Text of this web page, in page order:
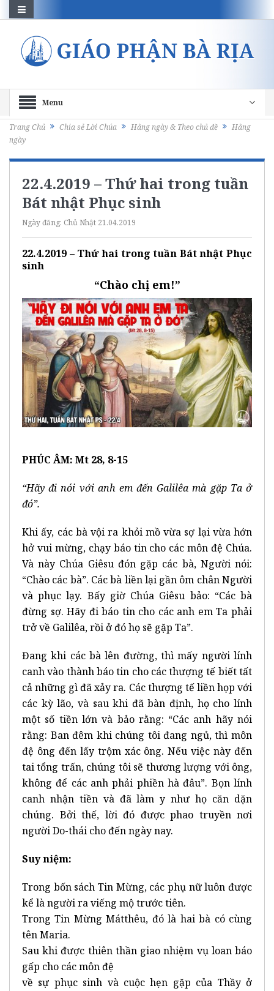
Menu
Trang Chủ Chia sẻ Lời Chúa Hằng ngày & Theo chủ đề
Hằng
ngày
22.4.2019 – Thứ hai trong tuần
Bát nhật Phục sinh
Ngày đăng: Chủ Nhật 21.04.2019
22.4.2019 – Thứ hai trong tuần Bát nhật Phục
sinh
“Chào chị em!”
PHÚC ÂM: Mt 28, 8-15
“Hãy đi nói với anh em đến Galilêa mà gặp Ta ở
đó”.
Khi ấy, các bà vội ra khỏi mồ vừa sợ lại vừa hớn
hở vui mừng, chạy báo tin cho các môn đệ Chúa.
Và này Chúa Giêsu đón gặp các bà, Người nói:
“Chào các bà”. Các bà liền lại gần ôm chân Người
và phục lạy. Bấy giờ Chúa Giêsu bảo: “Các bà
đừng sợ. Hãy đi báo tin cho các anh em Ta phải
trở về Galilêa, rồi ở đó họ sẽ gặp Ta”.
Đang khi các bà lên đường, thì mấy người lính
canh vào thành báo tin cho các thượng tế biết tất
cả những gì đã xảy ra. Các thượng tế liền họp với
các kỳ lão, và sau khi đã bàn định, họ cho lính
một số tiền lớn và bảo rằng: “Các anh hãy nói
rằng: Ban đêm khi chúng tôi đang ngủ, thì môn
đệ ông đến lấy trộm xác ông. Nếu việc này đến
tai tổng trấn, chúng tôi sẽ thương lượng với ông,
không để các anh phải phiền hà đâu”. Bọn lính
canh nhận tiền và đã làm y như họ căn dặn
chúng. Bởi thế, lời đó được phao truyền nơi
người Do-thái cho đến ngày nay.
Suy niệm:
Trong bốn sách Tin Mừng, các phụ nữ luôn được
kể là người ra viếng mộ trước tiên.
Trong Tin Mừng Mátthêu, đó là hai bà có cùng
tên Maria.
Sau khi được thiên thần giao nhiệm vụ loan báo
gấp cho các môn đệ
về sự phục sinh và cuộc hẹn gặp của Thầy ở